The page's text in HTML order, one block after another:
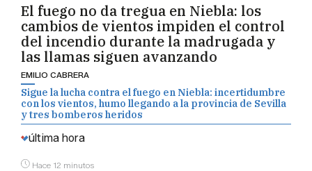
El fuego no da tregua en Niebla: los
cambios de vientos impiden el control
del incendio durante la madrugada y
las llamas siguen avanzando
EMILIO CABRERA
Sigue la lucha contra el fuego en Niebla: incertidumbre
con los vientos, humo llegando a la provincia de Sevilla
y tres bomberos heridos
última hora
Hace 12 minutos